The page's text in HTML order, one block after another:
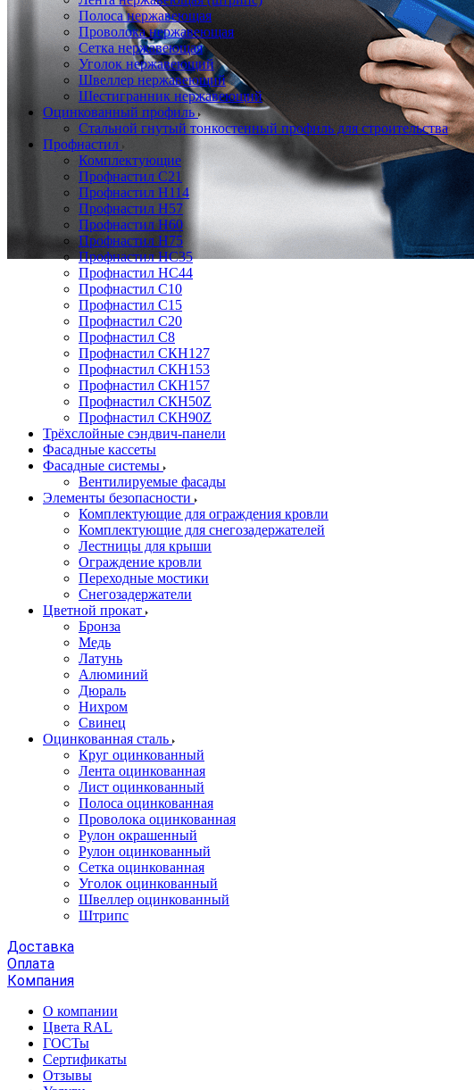
Полоса нержавеющая
Проволока нержавеющая
Сетка нержавеющая
Уголок нержавеющий
Швеллер нержавеющий
Шестигранник нержавеющий
Оцинкованный профиль
Стальной гнутый тонкостенный профиль для строительства
Профнастил
Комплектующие
Профнастил C21
Профнастил Н114
Профнастил Н57
Профнастил Н60
Профнастил Н75
Профнастил НС35
Профнастил НС44
Профнастил С10
Профнастил С15
Профнастил С20
Профнастил С8
Профнастил СКН127
Профнастил СКН153
Профнастил СКН157
Профнастил СКН50Z
Профнастил СКН90Z
Трёхслойные сэндвич-панели
Фасадные кассеты
Фасадные системы
Вентилируемые фасады
Элементы безопасности
Комплектующие для ограждения кровли
Комплектующие для снегозадержателей
Лестницы для крыши
Ограждение кровли
Переходные мостики
Снегозадержатели
Цветной прокат
Бронза
Медь
Латунь
Алюминий
Дюраль
Нихром
Свинец
Оцинкованная сталь
Круг оцинкованный
Лента оцинкованная
Лист оцинкованный
Полоса оцинкованная
Проволока оцинкованная
Рулон окрашенный
Рулон оцинкованный
Сетка оцинкованная
Уголок оцинкованный
Швеллер оцинкованный
Штрипс
Доставка
Оплата
Компания
О компании
Цвета RAL
ГОСТы
Сертификаты
Отзывы